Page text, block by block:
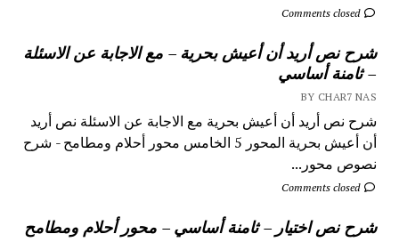
Comments closed
شرح نص أريد أن أعيش بحرية – مع الاجابة عن الاسئلة
– ثامنة أساسي
BY CHAR7 NAS
شرح نص أريد أن أعيش بحرية مع الاجابة عن الاسئلة نص أريد
أن أعيش بحرية المحور 5 الخامس محور أحلام ومطامح - شرح
نصوص محور...
Comments closed
شرح نص اختيار – ثامنة أساسي – محور أحلام ومطامح